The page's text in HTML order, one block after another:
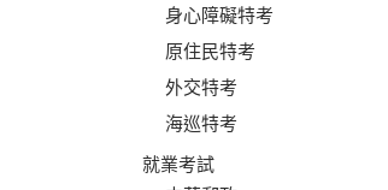
身心障礙特考
原住民特考
外交特考
海巡特考
就業考試